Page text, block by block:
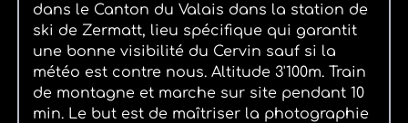
dans le Canton du Valais dans la station de
ski de Zermatt, lieu spécifique qui garantit
une bonne visibilité du Cervin sauf si la
météo est contre nous. Altitude 3'100m. Train
de montagne et marche sur site pendant 10
min. Le but est de maîtriser la photographie